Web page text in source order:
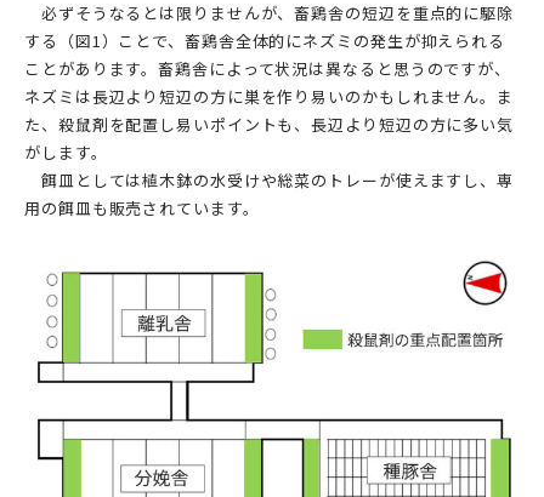
必ずそうなるとは限りませんが、畜鶏舎の短辺を重点的に駆除
する（図1）ことで、畜鶏舎全体的にネズミの発生が抑えられる
ことがあります。畜鶏舎によって状況は異なると思うのですが、
ネズミは長辺より短辺の方に巣を作り易いのかもしれません。ま
た、殺鼠剤を配置し易いポイントも、長辺より短辺の方に多い気
がします。
餌皿としては植木鉢の水受けや総菜のトレーが使えますし、専
用の餌皿も販売されています。